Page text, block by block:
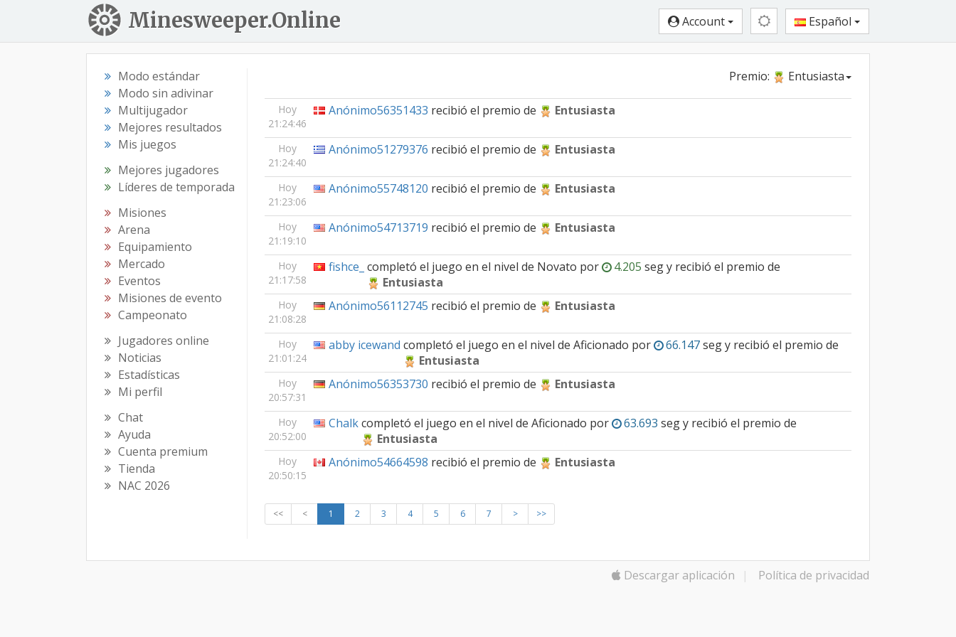
Minesweeper.Online Account Español
Modo estándar
Modo sin adivinar
Multijugador
Mejores resultados
Mis juegos
Mejores jugadores
Líderes de temporada
Misiones
Arena
Equipamiento
Mercado
Eventos
Misiones de evento
Campeonato
Jugadores online
Noticias
Estadísticas
Mi perfil
Chat
Ayuda
Cuenta premium
Tienda
NAC 2026
Premio: Entusiasta
Hoy
21:24:46
Anónimo56351433 recibió el premio de Entusiasta
Hoy
21:24:40
Anónimo51279376 recibió el premio de Entusiasta
Hoy
21:23:06
Anónimo55748120 recibió el premio de Entusiasta
Hoy
21:19:10
Anónimo54713719 recibió el premio de Entusiasta
Hoy
21:17:58
fishce_ completó el juego en el nivel de Novato por 4.205 seg y recibió el premio de
Entusiasta
Hoy
21:08:28
Anónimo56112745 recibió el premio de Entusiasta
Hoy
21:01:24
abby icewand completó el juego en el nivel de Aficionado por 66.147seg y recibió el premio de
Entusiasta
Hoy
20:57:31
Anónimo56353730 recibió el premio de Entusiasta
Hoy
20:52:00
Chalkcompletó el juego en el nivel de Aficionado por 63.693 seg y recibió el premio de
Entusiasta
Hoy
20:50:15
Anónimo54664598 recibió el premio de Entusiasta
<< < 1 2 3 4 5 6 7 > >>
Descargar aplicación | Política de privacidad